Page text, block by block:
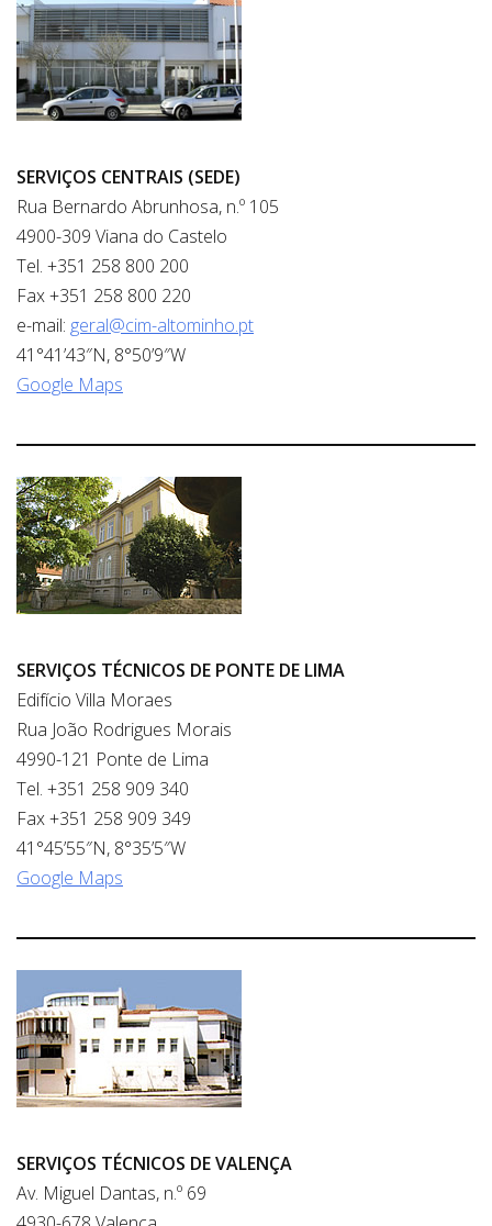
SERVIÇOS CENTRAIS (SEDE)
Rua Bernardo Abrunhosa, n.º 105
4900-309 Viana do Castelo
Tel. +351 258 800 200
Fax +351 258 800 220
e-mail: geral@cim-altominho.pt
41°41’43″N, 8°50’9″W
Google Maps
SERVIÇOS TÉCNICOS DE PONTE DE LIMA
Edifício Villa Moraes
Rua João Rodrigues Morais
4990-121 Ponte de Lima
Tel. +351 258 909 340
Fax +351 258 909 349
41°45’55″N, 8°35’5″W
Google Maps
SERVIÇOS TÉCNICOS DE VALENÇA
Av. Miguel Dantas, n.º 69